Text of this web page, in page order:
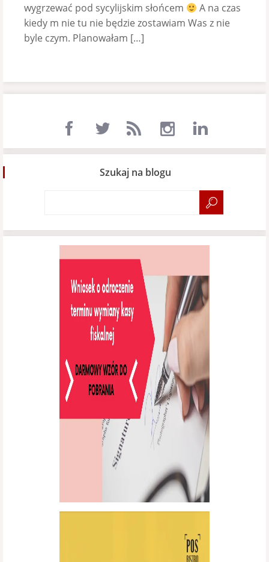
wygrzewać pod sycylijskim słońcem
A na czas
kiedy m nie tu nie będzie zostawiam Was z nie
byle czym. Planowałam […]
Szukaj na blogu